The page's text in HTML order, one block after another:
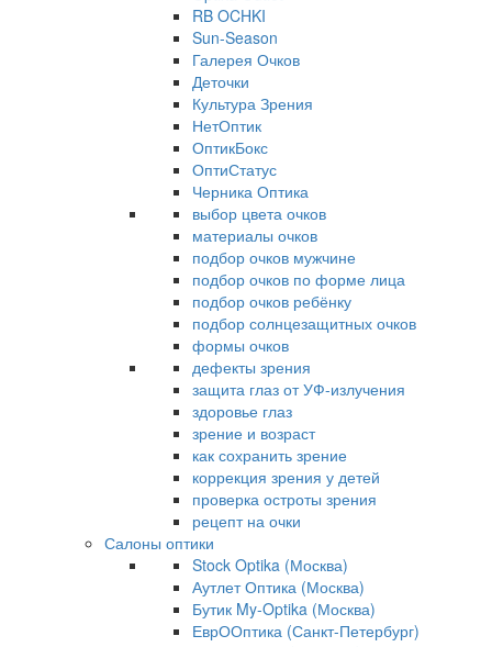
RB OCHKI
Sun-Season
Галерея Очков
Деточки
Культура Зрения
НетОптик
ОптикБокс
ОптиСтатус
Черника Оптика
выбор цвета очков
материалы очков
подбор очков мужчине
подбор очков по форме лица
подбор очков ребёнку
подбор солнцезащитных очков
формы очков
дефекты зрения
защита глаз от УФ-излучения
здоровье глаз
зрение и возраст
как сохранить зрение
коррекция зрения у детей
проверка остроты зрения
рецепт на очки
Салоны оптики
Stock Optika (Москва)
Аутлет Оптика (Москва)
Бутик My-Optika (Москва)
ЕврООптика (Санкт-Петербург)